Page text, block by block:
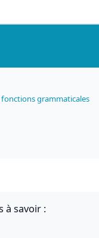
fonctions grammaticales
à savoir :